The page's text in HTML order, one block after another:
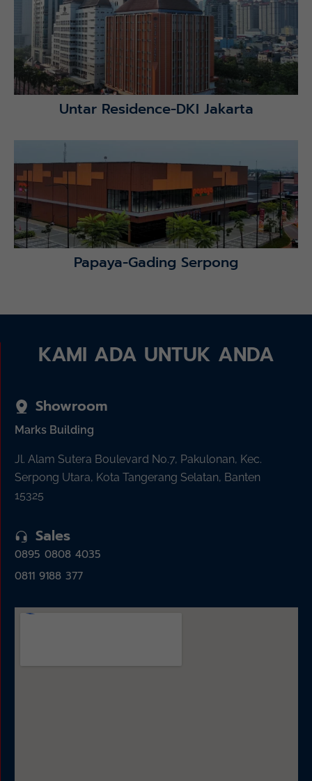
Untar Residence-DKI Jakarta
Lihat Detail Proyek
Papaya-Gading Serpong
KAMI ADA UNTUK ANDA
Showroom
Marks Building
Jl. Alam Sutera Boulevard No.7, Pakulonan, Kec.
Serpong Utara, Kota Tangerang Selatan, Banten
15325
Sales
0895 0808 4035
0811 9188 377